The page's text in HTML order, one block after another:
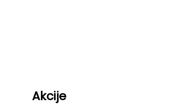
Akcije